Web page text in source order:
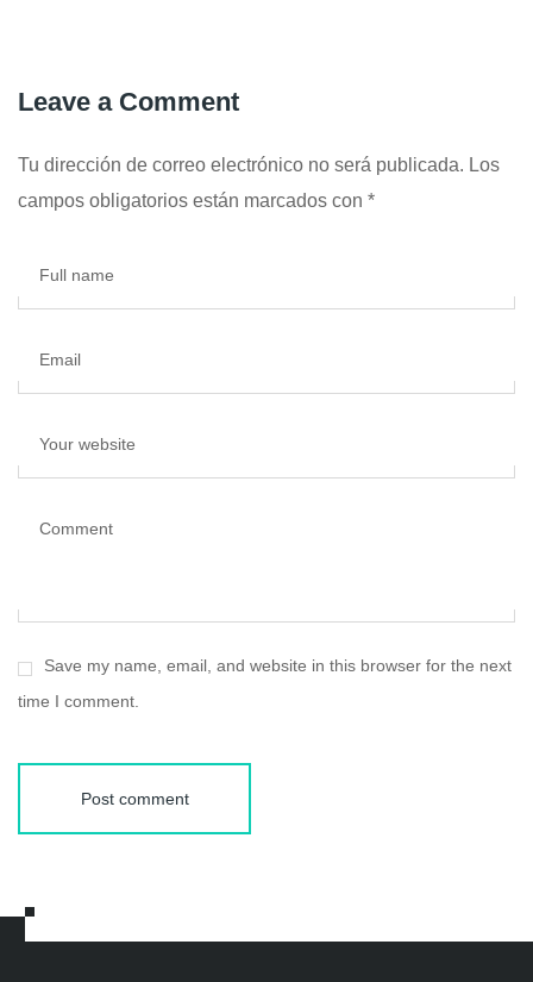
Leave a Comment
Tu dirección de correo electrónico no será publicada. Los
campos obligatorios están marcados con *
Full name
Email
Your website
Comment
Save my name, email, and website in this browser for the next
time I comment.
Post comment